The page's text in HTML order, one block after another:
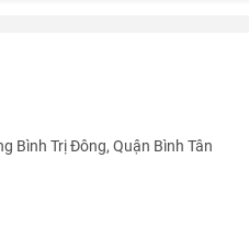
tên khác, tán lá
Bình Trị Đông, Quận Bình Tân